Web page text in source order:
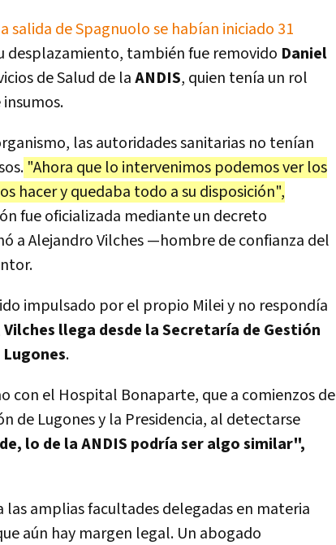
salida de Spagnuolo se habían iniciado 31
desplazamiento, también fue removido Daniel
de Salud de laANDIS, quien tenía un rol
las autoridades sanitarias no tenían
"Ahora que lo intervenimos podemos ver los
hacer y quedaba todo a su disposición",
fue oficializada mediante un decreto
a Alejandro Vilches —hombre de confianza del
impulsado por el propio Milei y no respondía
Vilches llega desde la Secretaría de Gestión
.
con el Hospital Bonaparte, que a comienzos de
de Lugones y la Presidencia, al detectarse
lo de la ANDIS podría ser algo similar",
las amplias facultades delegadas en materia
aún hay margen legal. Un abogado